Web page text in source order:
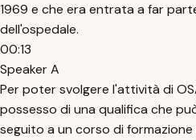
1969 e che era entrata a far
dell'ospedale.
00:13
Speaker A
Per poter svolgere l'attività di
possesso di una qualifica che
seguito a un corso di